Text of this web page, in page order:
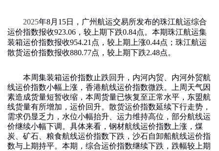
2025年8月 15日，广州航运交易所发布的珠江航运综合
运价指数报收923.06 ，较上期下跌0.84点。本期珠江航运集
装箱运价指数报收954.21 点，较上期上涨0.44点；珠江航运
散货运价指数报收880.77点，较上期下跌2.48点。
本周集装箱运价指数止跌回升，内河内贸、内河外贸航
线运价指数小幅上涨，香港航线运价指数微跌。上周天气因
素造成货量短暂收缩， 本周货量已恢复至正常水平，东盟航
线货量有所增加，运价回升。散货运价指数延续下行走势，
需求仍显乏力，水位小幅抬升、运力维持高位，部分航线运
价继续小幅下调。具体来看， 钢材航线运价指数上涨，煤
炭、矿石、粮食航线运价指数下跌，沙石自卸船航线运价指
数与上期持平。本期，综合运价指数继续下跌，跌幅较上期